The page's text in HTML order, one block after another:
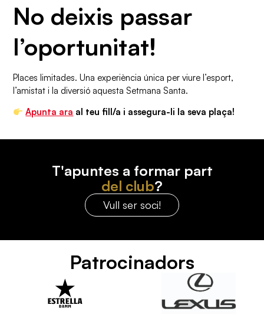
No deixis passar
l’oportunitat!
Places limitades. Una experiència única per viure l’esport,
l’amistat i la diversió aquesta Setmana Santa.
Apunta ara al teu fill/a i assegura-li la seva plaça!
T'apuntes a formar part
del club?
Vull ser soci!
Patrocinadors